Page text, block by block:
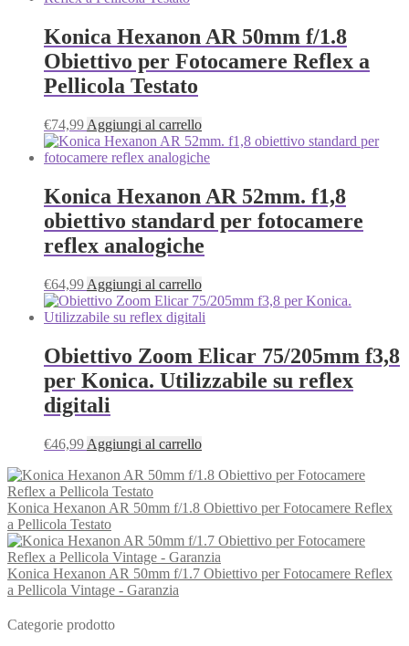
Konica Hexanon AR 50mm f/1.8
Obiettivo per Fotocamere Reflex a
Pellicola Testato
€74,99 Aggiungi al carrello
Konica Hexanon AR 52mm. f1,8
obiettivo standard per fotocamere
reflex analogiche
€64,99 Aggiungi al carrello
Obiettivo Zoom Elicar 75/205mm f3,8
per Konica. Utilizzabile su reflex
digitali
€46,99 Aggiungi al carrello
Konica Hexanon AR 50mm f/1.8 Obiettivo per Fotocamere Reflex
a Pellicola Testato
Konica Hexanon AR 50mm f/1.7 Obiettivo per Fotocamere Reflex
a Pellicola Vintage - Garanzia
Categorie prodotto